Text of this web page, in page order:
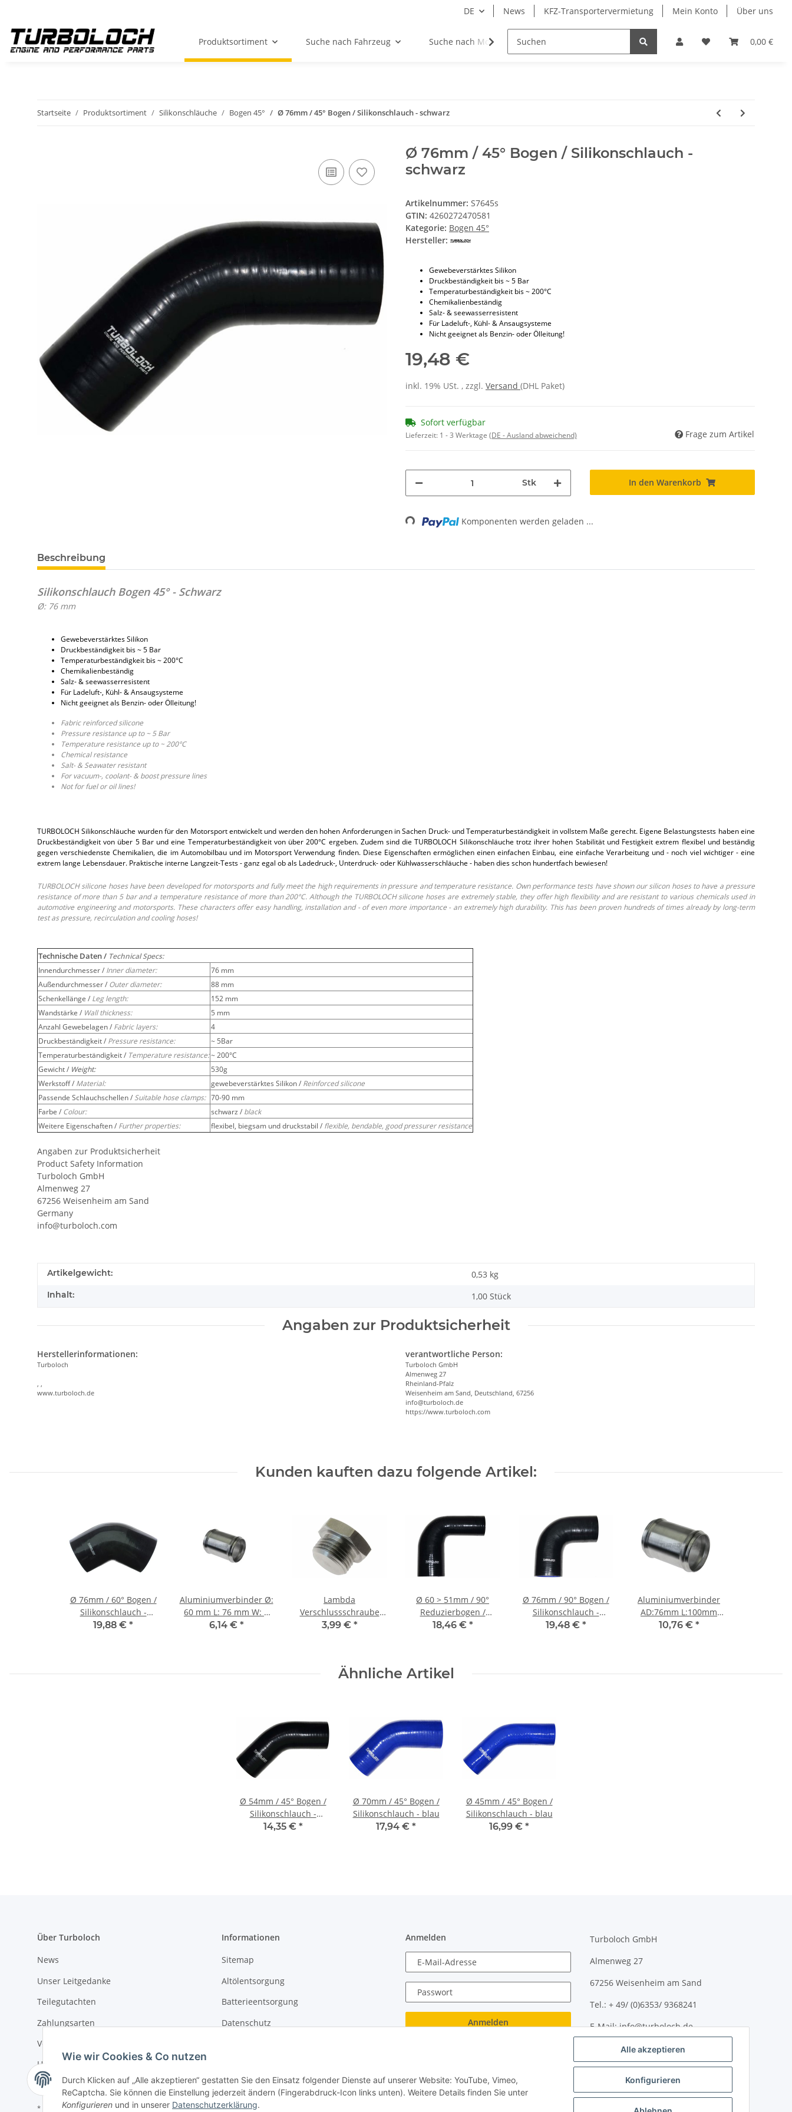
DE News KFZ-Transportervermietung Mein Konto Über uns
0,00 €
Produktsortiment Suche nach Fahrzeug Suche nach Motor Sonderangebote Merchandising
Startseite Produktsortiment Silikonschläuche Bogen 45° Ø 76mm / 45° Bogen / Silikonschlauch - schwarz
Ø 76mm / 45° Bogen / Silikonschlauch -
schwarz
Artikelnummer: S7645s
GTIN: 4260272470581
Kategorie: Bogen 45°
Hersteller:
Gewebeverstärktes Silikon
Druckbeständigkeit bis ~ 5 Bar
Temperaturbeständigkeit bis ~ 200°C
Chemikalienbeständig
Salz- & seewasserresistent
Für Ladeluft-, Kühl- & Ansaugsysteme
Nicht geeignet als Benzin- oder Ölleitung!
19,48 €
inkl. 19% USt. , zzgl. Versand (DHL Paket)
Sofort verfügbar
Lieferzeit: 1 - 3 Werktage (DE - Ausland abweichend) Frage zum Artikel
Stk In den Warenkorb
Loading... Komponenten werden geladen ...
Beschreibung
Silikonschlauch Bogen 45° - Schwarz
Ø: 76 mm
Gewebeverstärktes Silikon
Druckbeständigkeit bis ~ 5 Bar
Temperaturbeständigkeit bis ~ 200°C
Chemikalienbeständig
Salz- & seewasserresistent
Für Ladeluft-, Kühl- & Ansaugsysteme
Nicht geeignet als Benzin- oder Ölleitung!
Fabric reinforced silicone
Pressure resistance up to ~ 5 Bar
Temperature resistance up to ~ 200°C
Chemical resistance
Salt- & Seawater resistant
For vacuum-, coolant- & boost pressure lines
Not for fuel or oil lines!
TURBOLOCH Silikonschläuche wurden für den Motorsport entwickelt und werden den hohen Anforderungen in Sachen Druck- und Temperaturbeständigkeit in vollstem Maße gerecht. Eigene Belastungstests haben eine
Druckbeständigkeit von über 5 Bar und eine Temperaturbeständigkeit von über 200°C ergeben. Zudem sind die TURBOLOCH Silikonschläuche trotz ihrer hohen Stabilität und Festigkeit extrem flexibel und beständig
gegen verschiedenste Chemikalien, die im Automobilbau und im Motorsport Verwendung finden. Diese Eigenschaften ermöglichen einen einfachen Einbau, eine einfache Verarbeitung und - noch viel wichtiger - eine
extrem lange Lebensdauer. Praktische interne Langzeit-Tests - ganz egal ob als Ladedruck-, Unterdruck- oder Kühlwasserschläuche - haben dies schon hundertfach bewiesen!
TURBOLOCH silicone hoses have been developed for motorsports and fully meet the high requirements in pressure and temperature resistance. Own performance tests have shown our silicon hoses to have a pressure
resistance of more than 5 bar and a temperature resistance of more than 200°C. Although the TURBOLOCH silicone hoses are extremely stable, they offer high flexibility and are resistant to various chemicals used in
automotive engineering and motorsports. These characters offer easy handling, installation and - of even more importance - an extremely high durability. This has been proven hundreds of times already by long-term
test as pressure, recirculation and cooling hoses!
Technische Daten / Technical Specs:
Innendurchmesser / Inner diameter:
76 mm
Außendurchmesser / Outer diameter:
88 mm
Schenkellänge / Leg length:
152 mm
Wandstärke / Wall thickness:
5 mm
Anzahl Gewebelagen / Fabric layers:
4
Druckbeständigkeit / Pressure resistance:
~ 5Bar
Temperaturbeständigkeit / Temperature resistance:~ 200°C
Gewicht / Weight:
530g
Werkstoff / Material: gewebeverstärktes Silikon / Reinforced silicone
Passende Schlauchschellen / Suitable hose clamps: 70-90 mm
Farbe / Colour: schwarz / black
Weitere Eigenschaften / Further properties: flexibel, biegsam und druckstabil / flexible, bendable, good pressurer resistance
Angaben zur Produktsicherheit
Product Safety Information
Turboloch GmbH
Almenweg 27
67256 Weisenheim am Sand
Germany
info@turboloch.com
Artikelgewicht: 0,53 kg
Inhalt: 1,00 Stück
Angaben zur Produktsicherheit
Herstellerinformationen:
Turboloch
, ,
www.turboloch.de
verantwortliche Person:
Turboloch GmbH
Almenweg 27
Rheinland-Pfalz
Weisenheim am Sand, Deutschland, 67256
info@turboloch.de
https://www.turboloch.com
Kunden kauften dazu folgende Artikel:
Ø 76mm / 60° Bogen /
Silikonschlauch -
schwarz
19,88 € *
Aluminiumverbinder Ø:
60 mm L: 76 mm W: 2
mm - beidseitig gesickt
6,14 € *
Lambda
Verschlussschraube
V2A Edelstahl
3,99 € *
Ø 60 > 51mm / 90°
Reduzierbogen /
Silikonschlauch -
18,46 € *
Ø 76mm / 90° Bogen /
Silikonschlauch -
schwarz
19,48 € *
Aluminiumverbinder
AD:76mm L:100mm
w:2,5mm
10,76 € *
Ähnliche Artikel
Ø 54mm / 45° Bogen /
Silikonschlauch -
schwarz
14,35 € *
Ø 70mm / 45° Bogen /
Silikonschlauch - blau
17,94 € *
Ø 45mm / 45° Bogen /
Silikonschlauch - blau
16,99 € *
Über Turboloch
News
Unser Leitgedanke
Teilegutachten
Zahlungsarten
Versandkosten & Lieferung
Umwelt und Entsorgung
Informationen
Sitemap
Altölentsorgung
Batterieentsorgung
Datenschutz
Anmelden
E-Mail-Adresse
Passwort
Anmelden
Turboloch GmbH
Almenweg 27
67256 Weisenheim am Sand
Tel.: + 49/ (0)6353/ 9368241
E-Mail: info@turboloch.de
Impressum
* Alle Preise inkl. gesetzlicher USt., zzgl.Versand
Wie wir Cookies & Co nutzen
Durch Klicken auf „Alle akzeptieren“ gestatten Sie den Einsatz folgender Dienste auf unserer Website: YouTube, Vimeo,
ReCaptcha. Sie können die Einstellung jederzeit ändern (Fingerabdruck-Icon links unten). Weitere Details finden Sie unter
Konfigurieren und in unserer Datenschutzerklärung.
Alle akzeptieren
Konfigurieren